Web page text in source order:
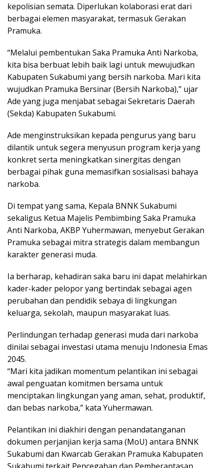
kepolisian semata. Diperlukan kolaborasi erat dari
berbagai elemen masyarakat, termasuk Gerakan
Pramuka.
“Melalui pembentukan Saka Pramuka Anti Narkoba,
kita bisa berbuat lebih baik lagi untuk mewujudkan
Kabupaten Sukabumi yang bersih narkoba. Mari kita
wujudkan Pramuka Bersinar (Bersih Narkoba),” ujar
Ade yang juga menjabat sebagai Sekretaris Daerah
(Sekda) Kabupaten Sukabumi.
Ade menginstruksikan kepada pengurus yang baru
dilantik untuk segera menyusun program kerja yang
konkret serta meningkatkan sinergitas dengan
berbagai pihak guna memasifkan sosialisasi bahaya
narkoba.
Di tempat yang sama, Kepala BNNK Sukabumi
sekaligus Ketua Majelis Pembimbing Saka Pramuka
Anti Narkoba, AKBP Yuhermawan, menyebut Gerakan
Pramuka sebagai mitra strategis dalam membangun
karakter generasi muda.
Ia berharap, kehadiran saka baru ini dapat melahirkan
kader-kader pelopor yang bertindak sebagai agen
perubahan dan pendidik sebaya di lingkungan
keluarga, sekolah, maupun masyarakat luas.
Perlindungan terhadap generasi muda dari narkoba
dinilai sebagai investasi utama menuju Indonesia Emas
2045.
“Mari kita jadikan momentum pelantikan ini sebagai
awal penguatan komitmen bersama untuk
menciptakan lingkungan yang aman, sehat, produktif,
dan bebas narkoba,” kata Yuhermawan.
Pelantikan ini diakhiri dengan penandatanganan
dokumen perjanjian kerja sama (MoU) antara BNNK
Sukabumi dan Kwarcab Gerakan Pramuka Kabupaten